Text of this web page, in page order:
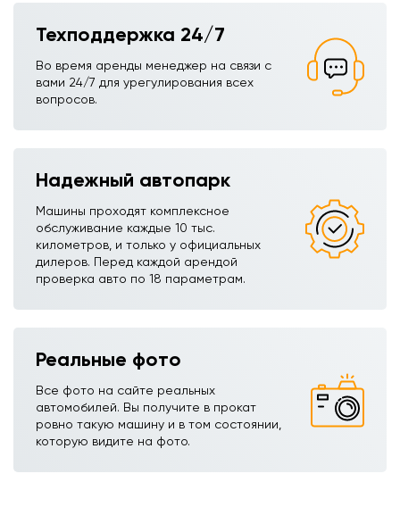
Техподдержка 24/7
Во время аренды менеджер на связи с
вами 24/7 для урегулирования всех
вопросов.
Надежный автопарк
Машины проходят комплексное
обслуживание каждые 10 тыс.
километров, и только у официальных
дилеров. Перед каждой арендой
проверка авто по 18 параметрам.
Реальные фото
Все фото на сайте реальных
автомобилей. Вы получите в прокат
ровно такую машину и в том состоянии,
которую видите на фото.